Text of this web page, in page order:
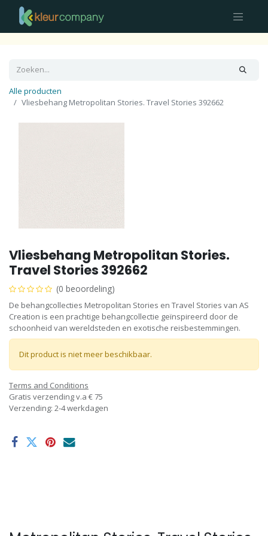
Alle producten
Vliesbehang Metropolitan Stories. Travel Stories 392662
Vliesbehang Metropolitan Stories.
Travel Stories 392662
(0 beoordeling)
De behangcollecties Metropolitan Stories en Travel Stories van AS
Creation is een prachtige behangcollectie geïnspireerd door de
schoonheid van wereldsteden en exotische reisbestemmingen.
Dit product is niet meer beschikbaar.
Terms and Conditions
Gratis verzending v.a € 75
Verzending: 2-4 werkdagen